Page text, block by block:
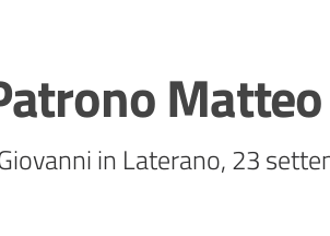
Matteo
in Laterano, 23